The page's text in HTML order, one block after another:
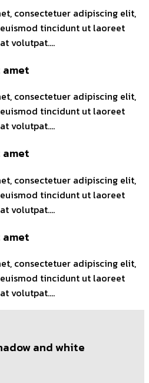
consectetuer adipiscing elit,
tincidunt ut laoreet
volutpat….
consectetuer adipiscing elit,
tincidunt ut laoreet
volutpat….
consectetuer adipiscing elit,
tincidunt ut laoreet
volutpat….
consectetuer adipiscing elit,
tincidunt ut laoreet
volutpat….
and white